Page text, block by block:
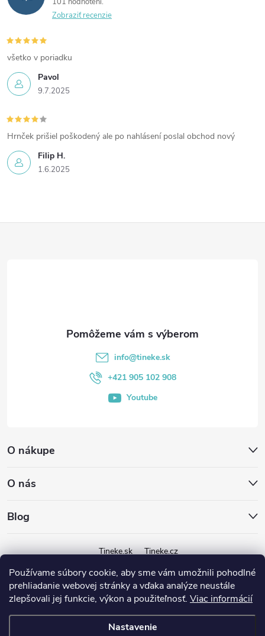
Používame súbory cookie, aby sme vám umožnili pohodlné
prehliadanie webovej stránky a vďaka analýze neustále
zlepšovali jej funkcie, výkon a použiteľnosť. Viac informácií
Nastavenie
y
v
ý
p
i
s
Zobraziť recenzie
Pavol
9.7.2025
všetko v poriadku
Filip H.
1.6.2025
Hrnček prišiel poškodený ale po nahlásení poslal obchod nový
O nákupe
O nás
Blog
info@tineke.sk
+421 905 102 908
Youtube
Tineke.sk Tineke.cz